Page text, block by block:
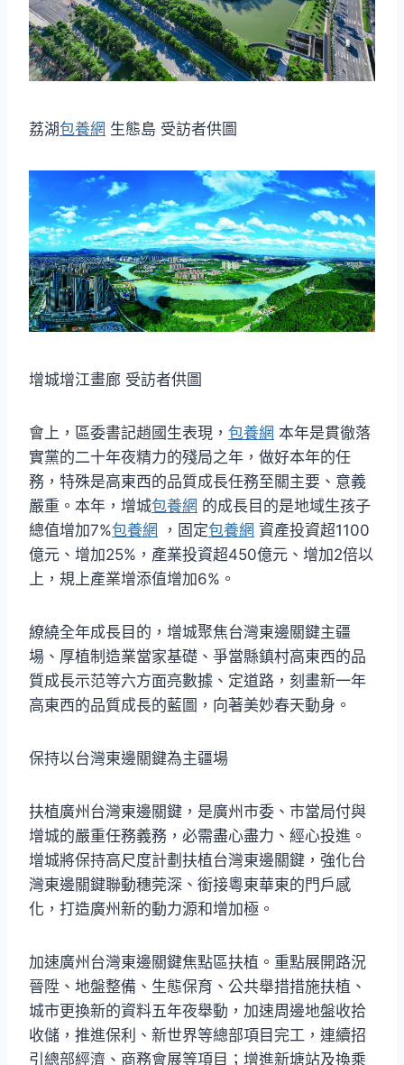
荔湖包養網 生態島 受訪者供圖
增城增江畫廊 受訪者供圖
會上，區委書記趙國生表現， 包養網 本年是貫徹落
實黨的二十年夜精力的殘局之年，做好本年的任
務，特殊是高東西的品質成長任務至關主要、意義
嚴重。本年，增城包養網 的成長目的是地域生孩子
總值增加7%包養網 ，固定包養網 資產投資超1100
億元、增加25%，產業投資超450億元、增加2倍以
上，規上產業增添值增加6%。
繚繞全年成長目的，增城聚焦台灣東邊關鍵主疆
場、厚植制造業當家基礎、爭當縣鎮村高東西的品
質成長示范等六方面亮數據、定道路，刻畫新一年
高東西的品質成長的藍圖，向著美妙春天動身。
保持以台灣東邊關鍵為主疆場
扶植廣州台灣東邊關鍵，是廣州市委、市當局付與
增城的嚴重任務義務，必需盡心盡力、經心投進。
增城將保持高尺度計劃扶植台灣東邊關鍵，強化台
灣東邊關鍵聯動穗莞深、銜接粵東華東的門戶感
化，打造廣州新的動力源和增加極。
加速廣州台灣東邊關鍵焦點區扶植。重點展開路況
晉陞、地盤整備、生態保育、公共舉措措施扶植、
城市更換新的資料五年夜舉動，加速周邊地盤收拾
收儲，推進保利、新世界等總部項目完工，連續招
引總部經濟、商務會展等項目；增進新塘站及換乘